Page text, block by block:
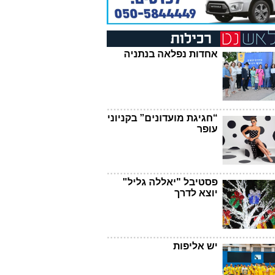
אחדות נפלאה בנתניה
“חגיגת מועדונים” בקניוני
עופר
פסטיבל "יאללה גליל"
יוצא לדרך
יש אליפות